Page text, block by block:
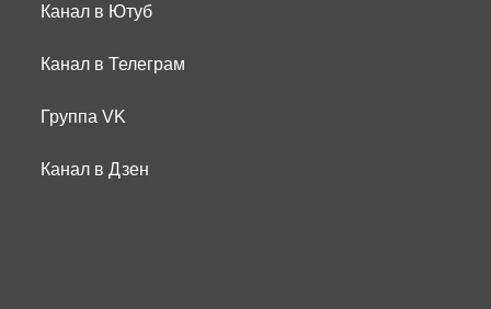
Канал в Ютуб
Канал в Телеграм
Группа VK
Канал в Дзен